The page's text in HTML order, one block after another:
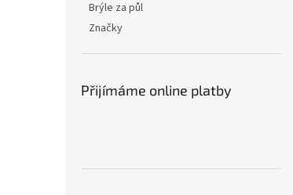
Brýle za půl
Značky
Přijímáme online platby